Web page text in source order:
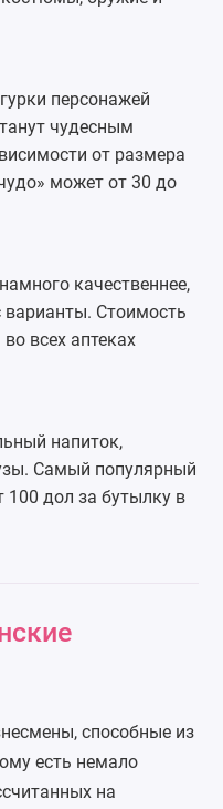
персонажей
чудесным
от размера
может от 30 до
качественнее,
варианты. Стоимость
всех аптеках
напиток,
Самый популярный
дол за бутылку в
способные из
есть немало
на